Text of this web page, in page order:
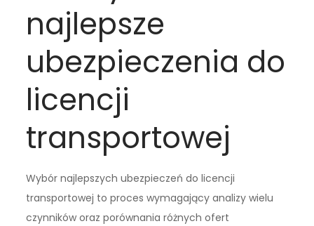
najlepsze
ubezpieczenia do
licencji
transportowej
Wybór najlepszych ubezpieczeń do licencji
transportowej to proces wymagający analizy wielu
czynników oraz porównania różnych ofert